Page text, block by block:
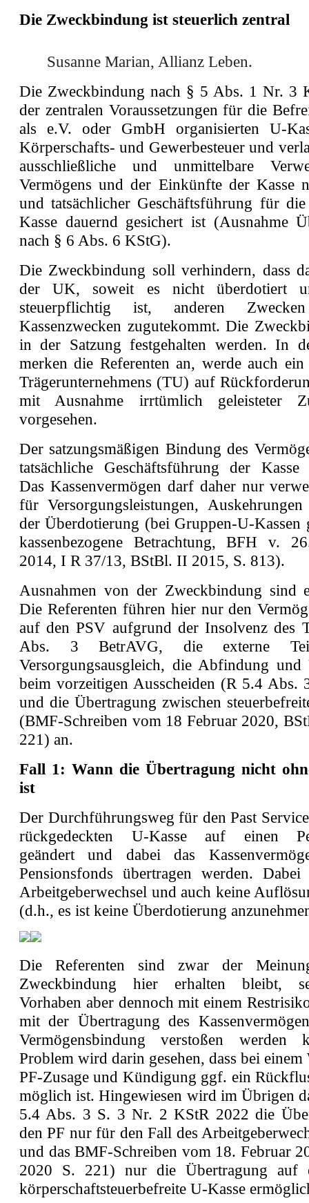
Die Zweckbindung ist steuerlich zentral
Susanne Marian, Allianz Leben.
Die Zweckbindung nach § 5 Abs. 1 Nr. 3
der zentralen Voraussetzungen für die
als e.V. oder GmbH organisierten U-
Körperschafts- und Gewerbesteuer und
ausschließliche und unmittelbare
Vermögens und der Einkünfte der Kasse
und tatsächlicher Geschäftsführung für
Kasse dauernd gesichert ist (Ausnahme
nach § 6 Abs. 6 KStG).
Die Zweckbindung soll verhindern, dass
der UK, soweit es nicht überdotiert
steuerpflichtig ist, anderen
Kassenzwecken zugutekommt. Die
in der Satzung festgehalten werden. In
merken die Referenten an, werde auch ein
Trägerunternehmens (TU) auf
mit Ausnahme irrtümlich geleisteter
vorgesehen.
Der satzungsmäßigen Bindung des
tatsächliche Geschäftsführung der Kasse
Das Kassenvermögen darf daher nur
für Versorgungsleistungen,
der Überdotierung (bei Gruppen-U-Kassen
kassenbezogene Betrachtung, BFH v.
2014, I R 37/13, BStBl. II 2015, S. 813).
Ausnahmen von der Zweckbindung sind
Die Referenten führen hier nur den
auf den PSV aufgrund der Insolvenz des
Abs. 3 BetrAVG, die externe
Versorgungsausgleich, die Abfindung und
beim vorzeitigen Ausscheiden (R 5.4 Abs.
und die Übertragung zwischen
(BMF-Schreiben vom 18 Februar 2020,
221) an.
Fall 1: Wann die Übertragung nicht
ist
Der Durchführungsweg für den Past
rückgedeckten U-Kasse auf einen
geändert und dabei das
Pensionsfonds übertragen werden.
Arbeitgeberwechsel und auch keine
(d.h., es ist keine Überdotierung
Die Referenten sind zwar der
Zweckbindung hier erhalten bleibt,
Vorhaben aber dennoch mit einem
mit der Übertragung des
Vermögensbindung verstoßen werden
Problem wird darin gesehen, dass bei
PF-Zusage und Kündigung ggf. ein
möglich ist. Hingewiesen wird im Übrigen
5.4 Abs. 3 S. 3 Nr. 2 KStR 2022 die
den PF nur für den Fall des
und das BMF-Schreiben vom 18. Februar
2020 S. 221) nur die Übertragung auf
körperschaftsteuerbefreite U-Kasse